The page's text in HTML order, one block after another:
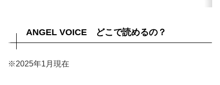
ANGEL VOICE どこで読めるの？
※2025年1月現在